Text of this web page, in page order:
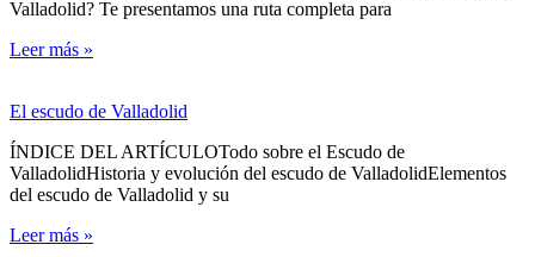
Valladolid? Te presentamos una ruta completa para
Leer más »
El escudo de Valladolid
ÍNDICE DEL ARTÍCULOTodo sobre el Escudo de
ValladolidHistoria y evolución del escudo de ValladolidElementos
del escudo de Valladolid y su
Leer más »